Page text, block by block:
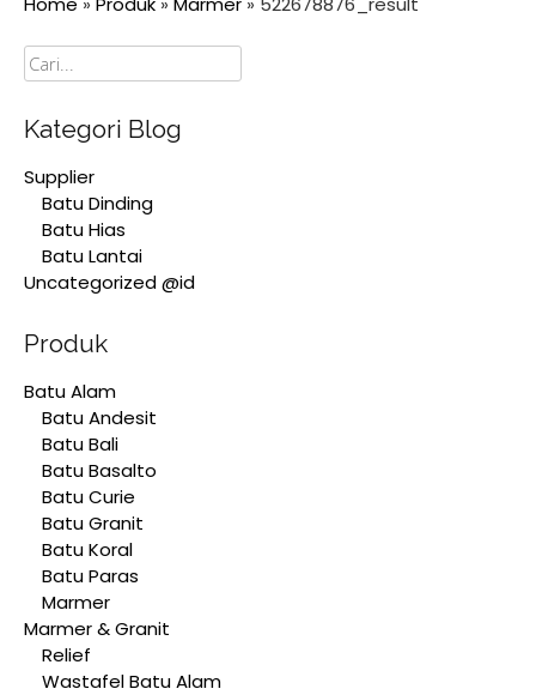
Cari
Kategori Blog
Supplier
Batu Dinding
Batu Hias
Batu Lantai
Uncategorized @id
Produk
Batu Alam
Batu Andesit
Batu Bali
Batu Basalto
Batu Curie
Batu Granit
Batu Koral
Batu Paras
Marmer
Marmer & Granit
Relief
Wastafel Batu Alam